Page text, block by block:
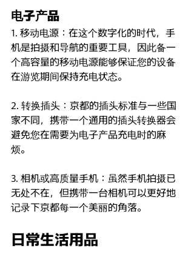
电子产品
1. 移动电源：在这个数字化的时代，手
机是拍摄和导航的重要工具，因此备一
个高容量的移动电源能够保证您的设备
在游览期间保持充电状态。
2. 转换插头：京都的插头标准与一些国
家不同，携带一个通用的插头转换器会
避免您在需要为电子产品充电时的麻
烦。
3. 相机或高质量手机：虽然手机拍摄已
无处不在，但携带一台相机可以更好地
记录下京都每一个美丽的角落。
日常生活用品